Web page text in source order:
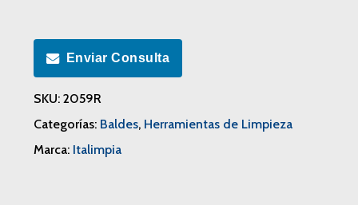
Enviar Consulta
SKU: 2059R
Categorías: Baldes, Herramientas de Limpieza
Marca: Italimpia